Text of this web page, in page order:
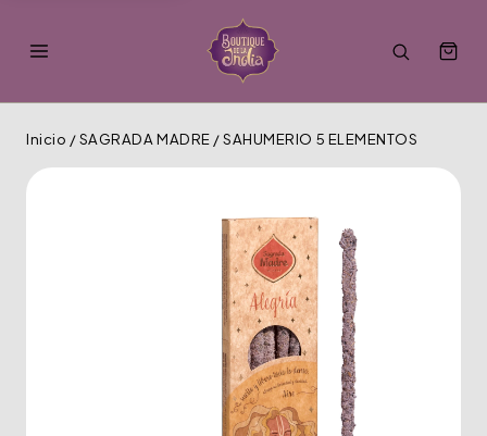
Inicio /SAGRADA MADRE /SAHUMERIO 5 ELEMENTOS